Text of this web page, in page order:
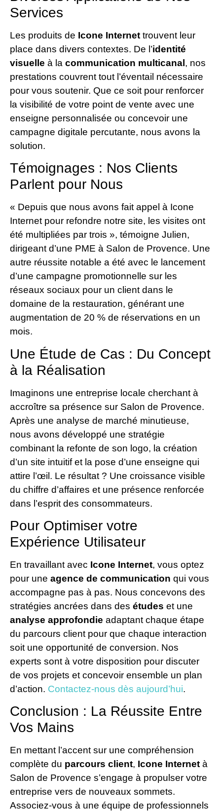
Services
Les produits de Icone Internet trouvent leur
place dans divers contextes. De l’identité
visuelle à la communication multicanal, nos
prestations couvrent tout l’éventail nécessaire
pour vous soutenir. Que ce soit pour renforcer
la visibilité de votre point de vente avec une
enseigne personnalisée ou concevoir une
campagne digitale percutante, nous avons la
solution.
Témoignages : Nos Clients
Parlent pour Nous
« Depuis que nous avons fait appel à Icone
Internet pour refondre notre site, les visites ont
été multipliées par trois », témoigne Julien,
dirigeant d’une PME à Salon de Provence. Une
autre réussite notable a été avec le lancement
d’une campagne promotionnelle sur les
réseaux sociaux pour un client dans le
domaine de la restauration, générant une
augmentation de 20 % de réservations en un
mois.
Une Étude de Cas : Du Concept
à la Réalisation
Imaginons une entreprise locale cherchant à
accroître sa présence sur Salon de Provence.
Après une analyse de marché minutieuse,
nous avons développé une stratégie
combinant la refonte de son logo, la création
d’un site intuitif et la pose d’une enseigne qui
attire l’œil. Le résultat ? Une croissance visible
du chiffre d’affaires et une présence renforcée
dans l’esprit des consommateurs.
Pour Optimiser votre
Expérience Utilisateur
En travaillant avec Icone Internet, vous optez
pour une agence de communication qui vous
accompagne pas à pas. Nous concevons des
stratégies ancrées dans des études et une
analyse approfondie adaptant chaque étape
du parcours client pour que chaque interaction
soit une opportunité de conversion. Nos
experts sont à votre disposition pour discuter
de vos projets et concevoir ensemble un plan
d’action. Contactez-nous dès aujourd’hui.
Conclusion : La Réussite Entre
Vos Mains
En mettant l’accent sur une compréhension
complète du parcours client, Icone Internet à
Salon de Provence s’engage à propulser votre
entreprise vers de nouveaux sommets.
Associez-vous à une équipe de professionnels